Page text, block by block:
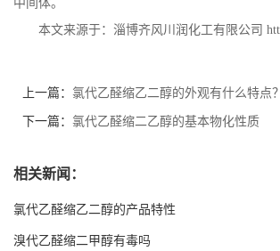
中间体。
本文来源于：淄博齐风川润化工有限公司
上一篇： 氯代乙醛缩乙二醇的外观有什么特点？
下一篇： 氯代乙醛缩二乙醇的基本物化性质
相关新闻：
氯代乙醛缩乙二醇的产品特性
溴代乙醛缩二甲醇有毒吗